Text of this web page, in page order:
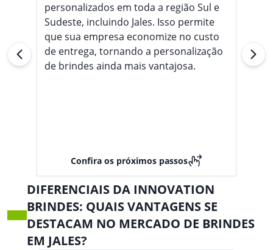
personalizados em toda a região Sul e
Sudeste, incluindo Jales. Isso permite
que sua empresa economize no custo
de entrega, tornando a personalização
de brindes ainda mais vantajosa.
Confira os próximos passos
DIFERENCIAIS DA INNOVATION
BRINDES: QUAIS VANTAGENS SE
DESTACAM NO MERCADO DE BRINDES
EM JALES?